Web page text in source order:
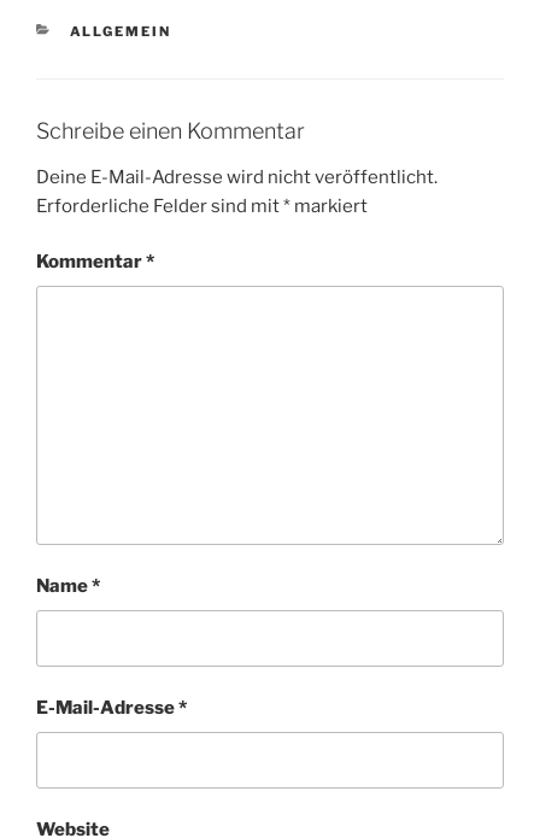
KATEGORIEN
ALLGEMEIN
Schreibe einen Kommentar
Deine E-Mail-Adresse wird nicht veröffentlicht.
Erforderliche Felder sind mit* markiert
Kommentar*
Name*
E-Mail-Adresse*
Website